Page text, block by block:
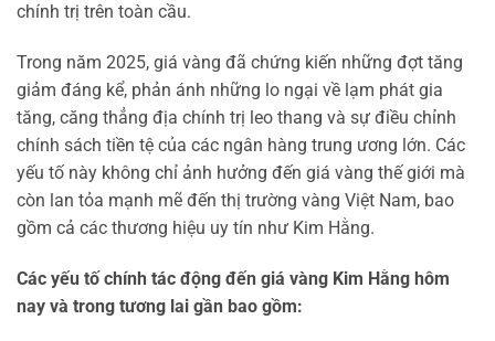
chính trị trên toàn cầu.
Trong năm 2025, giá vàng đã chứng kiến những đợt tăng
giảm đáng kể, phản ánh những lo ngại về lạm phát gia
tăng, căng thẳng địa chính trị leo thang và sự điều chỉnh
chính sách tiền tệ của các ngân hàng trung ương lớn. Các
yếu tố này không chỉ ảnh hưởng đến giá vàng thế giới mà
còn lan tỏa mạnh mẽ đến thị trường vàng Việt Nam, bao
gồm cả các thương hiệu uy tín như Kim Hằng.
Các yếu tố chính tác động đến giá vàng Kim Hằng hôm
nay và trong tương lai gần bao gồm: